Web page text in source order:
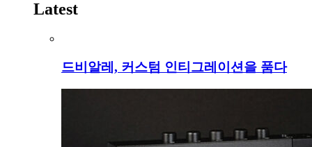
Latest
드비알레, 커스텀 인티그레이션을 품다